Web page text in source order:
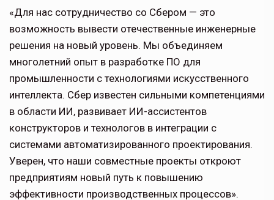
«Для нас сотрудничество со Сбером — это
возможность вывести отечественные инженерные
решения на новый уровень. Мы объединяем
многолетний опыт в разработке ПО для
промышленности с технологиями искусственного
интеллекта. Сбер известен сильными компетенциями
в области ИИ, развивает ИИ-ассистентов
конструкторов и технологов в интеграции с
системами автоматизированного проектирования.
Уверен, что наши совместные проекты откроют
предприятиям новый путь к повышению
эффективности производственных процессов».